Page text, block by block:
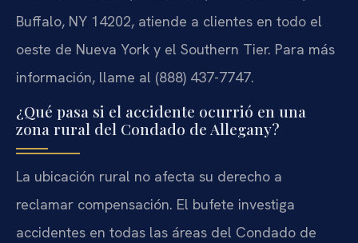
Buffalo, NY 14202, atiende a clientes en todo el
oeste de Nueva York y el Southern Tier. Para más
información, llame al (888) 437-7747.
¿Qué pasa si el accidente ocurrió en una
zona rural del Condado de Allegany?
La ubicación rural no afecta su derecho a
reclamar compensación. El bufete investiga
accidentes en todas las áreas del Condado de